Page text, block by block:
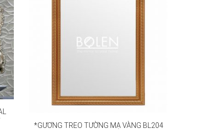
*GƯƠNG TREO TƯỜNG MẠ VÀNG BL204